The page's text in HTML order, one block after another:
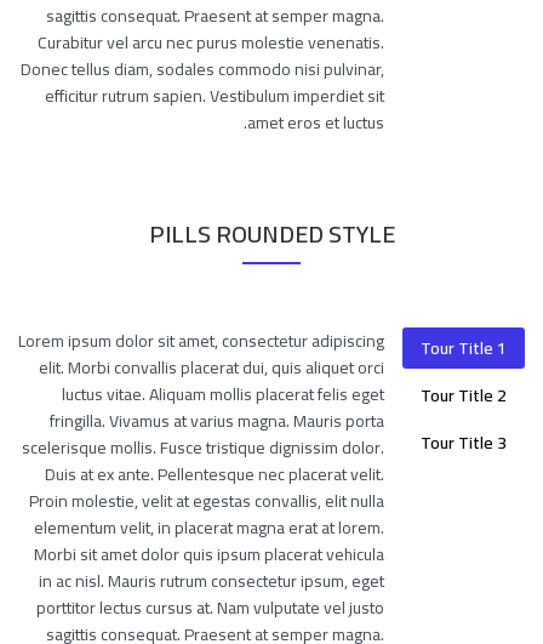
sagittis consequat. Praesent at semper magna.
Curabitur vel arcu nec purus molestie venenatis.
Donec tellus diam, sodales commodo nisi pulvinar,
efficitur rutrum sapien. Vestibulum imperdiet sit
amet eros et luctus.
PILLS ROUNDED STYLE
Tour Title 1
Tour Title 2
Tour Title 3
Lorem ipsum dolor sit amet, consectetur adipiscing
elit. Morbi convallis placerat dui, quis aliquet orci
luctus vitae. Aliquam mollis placerat felis eget
fringilla. Vivamus at varius magna. Mauris porta
scelerisque mollis. Fusce tristique dignissim dolor.
Duis at ex ante. Pellentesque nec placerat velit.
Proin molestie, velit at egestas convallis, elit nulla
elementum velit, in placerat magna erat at lorem.
Morbi sit amet dolor quis ipsum placerat vehicula
in ac nisl. Mauris rutrum consectetur ipsum, eget
porttitor lectus cursus at. Nam vulputate vel justo
sagittis consequat. Praesent at semper magna.